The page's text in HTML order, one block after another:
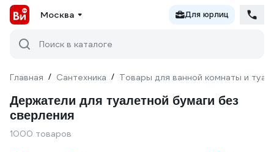
Москва Для юрлиц
Поиск в каталоге
Главная / Сантехника / Товары для ванной комнаты и
Держатели для туалетной бумаги без
сверления
1000 товаров